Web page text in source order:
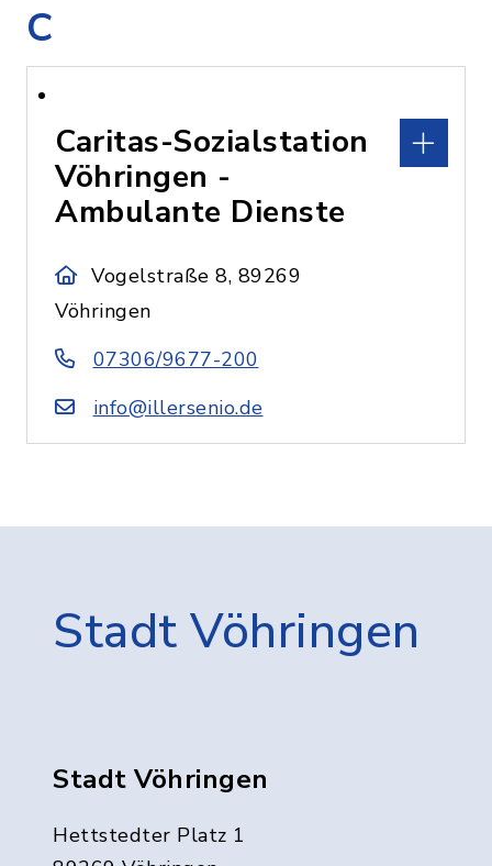
C
Caritas-Sozialstation
Vöhringen -
Ambulante Dienste
Vogelstraße 8, 89269
Vöhringen
07306/9677-200
info@illersenio.de
Stadt Vöhringen
Stadt Vöhringen
Hettstedter Platz 1